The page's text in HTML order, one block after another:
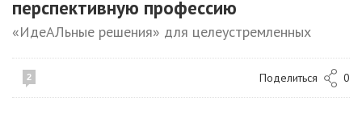
перспективную профессию
«ИдеАЛьные решения» для целеустремленных
2 Поделиться 0